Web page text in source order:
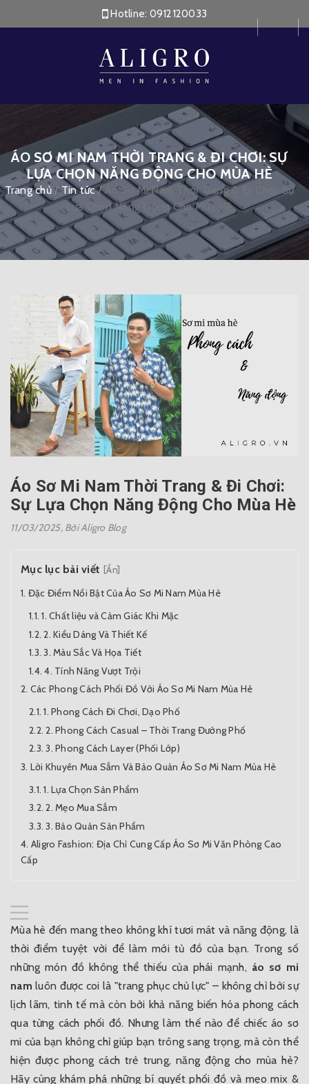
Hotline: 0912120033
ÁO SƠ MI NAM THỜI TRANG & ĐI CHƠI: SỰ
LỰA CHỌN NĂNG ĐỘNG CHO MÙA HÈ
Trang chủ /Tin tức /Áo Sơ Mi Nam Thời Trang & Đi Chơi: Sự
Lựa Chọn Năng Động Cho Mùa Hè
Áo Sơ Mi Nam Thời Trang & Đi Chơi:
Sự Lựa Chọn Năng Động Cho Mùa Hè
11/03/2025, Bởi Aligro Blog
Mục lục bài viết [Ẩn]
Đặc Điểm Nổi Bật Của Áo Sơ Mi Nam Mùa Hè
1. Chất liệu và Cảm Giác Khi Mặc
2. Kiểu Dáng Và Thiết Kế
3. Màu Sắc Và Họa Tiết
4. Tính Năng Vượt Trội
Các Phong Cách Phối Đồ Với Áo Sơ Mi Nam Mùa Hè
1. Phong Cách Đi Chơi, Dạo Phố
2. Phong Cách Casual – Thời Trang Đường Phố
3. Phong Cách Layer (Phối Lớp)
Lời Khuyên Mua Sắm Và Bảo Quản Áo Sơ Mi Nam Mùa Hè
1. Lựa Chọn Sản Phẩm
2. Mẹo Mua Sắm
3. Bảo Quản Sản Phẩm
Aligro Fashion: Địa Chỉ Cung Cấp Áo Sơ Mi Văn Phòng Cao
Cấp
Mùa hè đến mang theo không khí tươi mát và năng động, là
thời điểm tuyệt vời để làm mới tủ đồ của bạn. Trong số
những món đồ không thể thiếu của phái mạnh, áo sơ mi
nam luôn được coi là "trang phục chủ lực" – không chỉ bởi sự
lịch lãm, tinh tế mà còn bởi khả năng biến hóa phong cách
qua từng cách phối đồ. Nhưng làm thế nào để chiếc áo sơ
mi của bạn không chỉ giúp bạn trông sang trọng, mà còn thể
hiện được phong cách trẻ trung, năng động cho mùa hè?
Hãy cùng khám phá những bí quyết phối đồ và mẹo mix &